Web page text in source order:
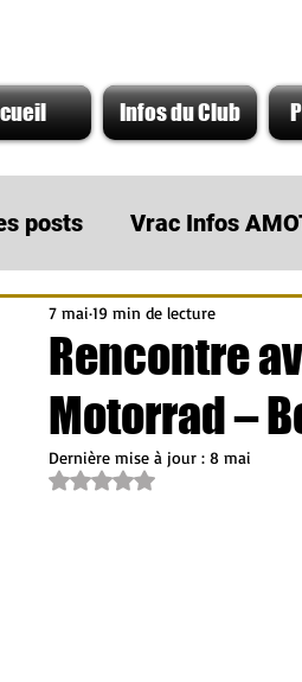
Infos du Club
posts Vrac Infos
ne pas rater Infos du
Partenaire AMOTO
Rencontre
Motorrad –
7 mai 19 min de lecture
Dernière mise à jour : 8 mai
Noté NaN étoiles sur 5.